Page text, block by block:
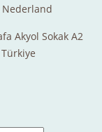
Nederland
Akyol Sokak A2